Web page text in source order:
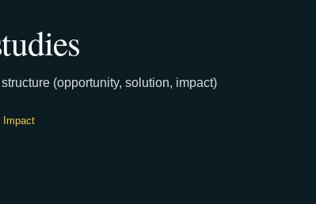
(opportunity, solution, impact).
Impact